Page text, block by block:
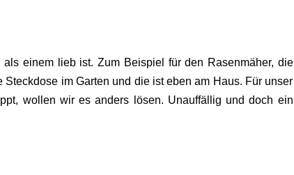
einem lieb ist. Zum Beispiel für den Rasenmäher, die
im Garten und die ist eben am Haus. Für unser
wollen wir es anders lösen. Unauffällig und doch ein